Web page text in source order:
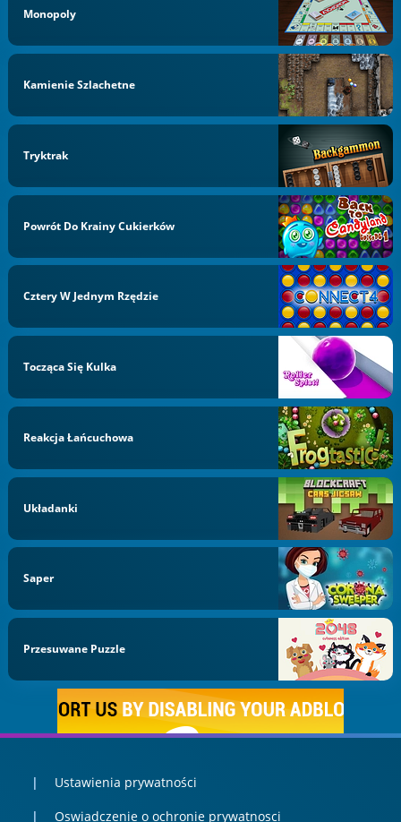
Monopoly
Kamienie Szlachetne
Tryktrak
Powrót Do Krainy Cukierków
Cztery W Jednym Rzędzie
Tocząca Się Kulka
Reakcja Łańcuchowa
Układanki
Saper
Przesuwane Puzzle
Ustawienia prywatności
Oswiadczenie o ochronie prywatnosci